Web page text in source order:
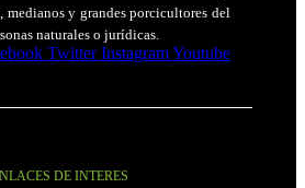
medianos y grandes porcicultores del
naturales o jurídicas.
Twitter InstagramYoutube
DE INTERES